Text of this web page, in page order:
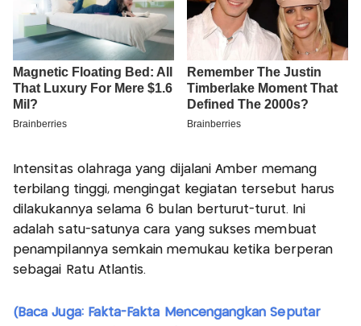
Intensitas olahraga yang dijalani Amber memang
terbilang tinggi, mengingat kegiatan tersebut harus
dilakukannya selama 6 bulan berturut-turut. Ini
adalah satu-satunya cara yang sukses membuat
penampilannya semkain memukau ketika berperan
sebagai Ratu Atlantis.
(Baca Juga: Fakta-Fakta Mencengangkan Seputar